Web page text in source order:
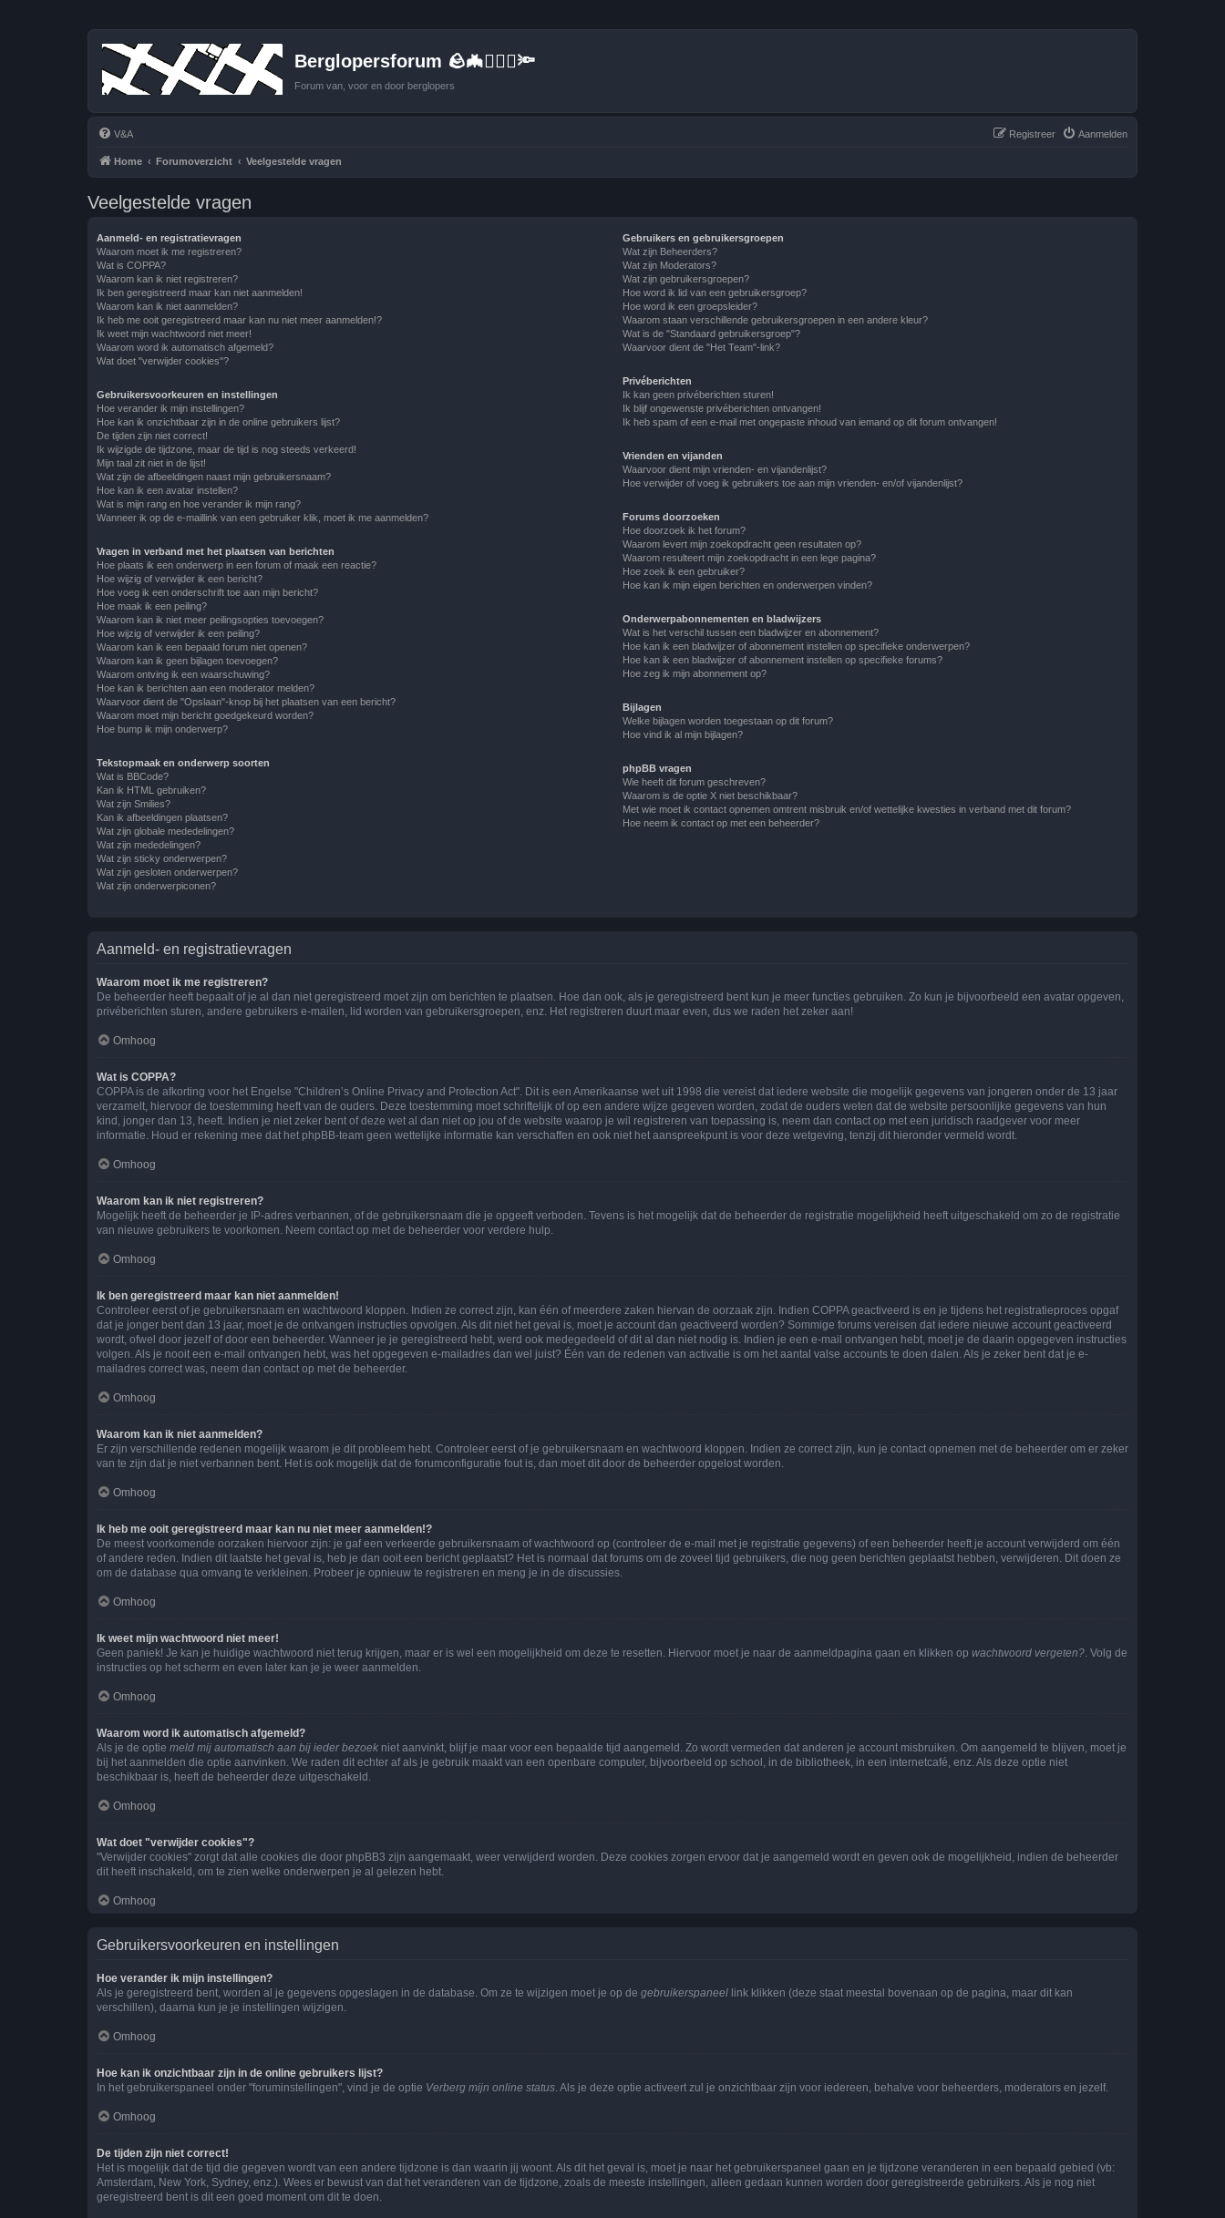
Berglopersforum 🪨🦇🚶🏻‍♂️🔦
Forum van, voor en door berglopers
V&A Aanmelden
Registreer
Home Forumoverzicht Veelgestelde vragen
Veelgestelde vragen
Aanmeld- en registratievragen
Waarom moet ik me registreren?
Wat is COPPA?
Waarom kan ik niet registreren?
Ik ben geregistreerd maar kan niet aanmelden!
Waarom kan ik niet aanmelden?
Ik heb me ooit geregistreerd maar kan nu niet meer aanmelden!?
Ik weet mijn wachtwoord niet meer!
Waarom word ik automatisch afgemeld?
Wat doet "verwijder cookies"?
Gebruikersvoorkeuren en instellingen
Hoe verander ik mijn instellingen?
Hoe kan ik onzichtbaar zijn in de online gebruikers lijst?
De tijden zijn niet correct!
Ik wijzigde de tijdzone, maar de tijd is nog steeds verkeerd!
Mijn taal zit niet in de lijst!
Wat zijn de afbeeldingen naast mijn gebruikersnaam?
Hoe kan ik een avatar instellen?
Wat is mijn rang en hoe verander ik mijn rang?
Wanneer ik op de e-maillink van een gebruiker klik, moet ik me aanmelden?
Vragen in verband met het plaatsen van berichten
Hoe plaats ik een onderwerp in een forum of maak een reactie?
Hoe wijzig of verwijder ik een bericht?
Hoe voeg ik een onderschrift toe aan mijn bericht?
Hoe maak ik een peiling?
Waarom kan ik niet meer peilingsopties toevoegen?
Hoe wijzig of verwijder ik een peiling?
Waarom kan ik een bepaald forum niet openen?
Waarom kan ik geen bijlagen toevoegen?
Waarom ontving ik een waarschuwing?
Hoe kan ik berichten aan een moderator melden?
Waarvoor dient de "Opslaan"-knop bij het plaatsen van een bericht?
Waarom moet mijn bericht goedgekeurd worden?
Hoe bump ik mijn onderwerp?
Tekstopmaak en onderwerp soorten
Wat is BBCode?
Kan ik HTML gebruiken?
Wat zijn Smilies?
Kan ik afbeeldingen plaatsen?
Wat zijn globale mededelingen?
Wat zijn mededelingen?
Wat zijn sticky onderwerpen?
Wat zijn gesloten onderwerpen?
Wat zijn onderwerpiconen?
Gebruikers en gebruikersgroepen
Wat zijn Beheerders?
Wat zijn Moderators?
Wat zijn gebruikersgroepen?
Hoe word ik lid van een gebruikersgroep?
Hoe word ik een groepsleider?
Waarom staan verschillende gebruikersgroepen in een andere kleur?
Wat is de "Standaard gebruikersgroep"?
Waarvoor dient de "Het Team"-link?
Privéberichten
Ik kan geen privéberichten sturen!
Ik blijf ongewenste privéberichten ontvangen!
Ik heb spam of een e-mail met ongepaste inhoud van iemand op dit forum ontvangen!
Vrienden en vijanden
Waarvoor dient mijn vrienden- en vijandenlijst?
Hoe verwijder of voeg ik gebruikers toe aan mijn vrienden- en/of vijandenlijst?
Forums doorzoeken
Hoe doorzoek ik het forum?
Waarom levert mijn zoekopdracht geen resultaten op?
Waarom resulteert mijn zoekopdracht in een lege pagina?
Hoe zoek ik een gebruiker?
Hoe kan ik mijn eigen berichten en onderwerpen vinden?
Onderwerpabonnementen en bladwijzers
Wat is het verschil tussen een bladwijzer en abonnement?
Hoe kan ik een bladwijzer of abonnement instellen op specifieke onderwerpen?
Hoe kan ik een bladwijzer of abonnement instellen op specifieke forums?
Hoe zeg ik mijn abonnement op?
Bijlagen
Welke bijlagen worden toegestaan op dit forum?
Hoe vind ik al mijn bijlagen?
phpBB vragen
Wie heeft dit forum geschreven?
Waarom is de optie X niet beschikbaar?
Met wie moet ik contact opnemen omtrent misbruik en/of wettelijke kwesties in verband met dit forum?
Hoe neem ik contact op met een beheerder?
Aanmeld- en registratievragen
Waarom moet ik me registreren?
De beheerder heeft bepaalt of je al dan niet geregistreerd moet zijn om berichten te plaatsen. Hoe dan ook, als je geregistreerd bent kun je meer functies gebruiken. Zo kun je bijvoorbeeld een avatar opgeven,
privéberichten sturen, andere gebruikers e-mailen, lid worden van gebruikersgroepen, enz. Het registreren duurt maar even, dus we raden het zeker aan!
Omhoog
Wat is COPPA?
COPPA is de afkorting voor het Engelse "Children’s Online Privacy and Protection Act". Dit is een Amerikaanse wet uit 1998 die vereist dat iedere website die mogelijk gegevens van jongeren onder de 13 jaar
verzamelt, hiervoor de toestemming heeft van de ouders. Deze toestemming moet schriftelijk of op een andere wijze gegeven worden, zodat de ouders weten dat de website persoonlijke gegevens van hun
kind, jonger dan 13, heeft. Indien je niet zeker bent of deze wet al dan niet op jou of de website waarop je wil registreren van toepassing is, neem dan contact op met een juridisch raadgever voor meer
informatie. Houd er rekening mee dat het phpBB-team geen wettelijke informatie kan verschaffen en ook niet het aanspreekpunt is voor deze wetgeving, tenzij dit hieronder vermeld wordt.
Omhoog
Waarom kan ik niet registreren?
Mogelijk heeft de beheerder je IP-adres verbannen, of de gebruikersnaam die je opgeeft verboden. Tevens is het mogelijk dat de beheerder de registratie mogelijkheid heeft uitgeschakeld om zo de registratie
van nieuwe gebruikers te voorkomen. Neem contact op met de beheerder voor verdere hulp.
Omhoog
Ik ben geregistreerd maar kan niet aanmelden!
Controleer eerst of je gebruikersnaam en wachtwoord kloppen. Indien ze correct zijn, kan één of meerdere zaken hiervan de oorzaak zijn. Indien COPPA geactiveerd is en je tijdens het registratieproces opgaf
dat je jonger bent dan 13 jaar, moet je de ontvangen instructies opvolgen. Als dit niet het geval is, moet je account dan geactiveerd worden? Sommige forums vereisen dat iedere nieuwe account geactiveerd
wordt, ofwel door jezelf of door een beheerder. Wanneer je je geregistreerd hebt, werd ook medegedeeld of dit al dan niet nodig is. Indien je een e-mail ontvangen hebt, moet je de daarin opgegeven instructies
volgen. Als je nooit een e-mail ontvangen hebt, was het opgegeven e-mailadres dan wel juist? Één van de redenen van activatie is om het aantal valse accounts te doen dalen. Als je zeker bent dat je e-
mailadres correct was, neem dan contact op met de beheerder.
Omhoog
Waarom kan ik niet aanmelden?
Er zijn verschillende redenen mogelijk waarom je dit probleem hebt. Controleer eerst of je gebruikersnaam en wachtwoord kloppen. Indien ze correct zijn, kun je contact opnemen met de beheerder om er zeker
van te zijn dat je niet verbannen bent. Het is ook mogelijk dat de forumconfiguratie fout is, dan moet dit door de beheerder opgelost worden.
Omhoog
Ik heb me ooit geregistreerd maar kan nu niet meer aanmelden!?
De meest voorkomende oorzaken hiervoor zijn: je gaf een verkeerde gebruikersnaam of wachtwoord op (controleer de e-mail met je registratie gegevens) of een beheerder heeft je account verwijderd om één
of andere reden. Indien dit laatste het geval is, heb je dan ooit een bericht geplaatst? Het is normaal dat forums om de zoveel tijd gebruikers, die nog geen berichten geplaatst hebben, verwijderen. Dit doen ze
om de database qua omvang te verkleinen. Probeer je opnieuw te registreren en meng je in de discussies.
Omhoog
Ik weet mijn wachtwoord niet meer!
Geen paniek! Je kan je huidige wachtwoord niet terug krijgen, maar er is wel een mogelijkheid om deze te resetten. Hiervoor moet je naar de aanmeldpagina gaan en klikken op wachtwoord vergeten? . Volg de
instructies op het scherm en even later kan je je weer aanmelden.
Omhoog
Waarom word ik automatisch afgemeld?
Als je de optie meld mij automatisch aan bij ieder bezoek niet aanvinkt, blijf je maar voor een bepaalde tijd aangemeld. Zo wordt vermeden dat anderen je account misbruiken. Om aangemeld te blijven, moet je
bij het aanmelden die optie aanvinken. We raden dit echter af als je gebruik maakt van een openbare computer, bijvoorbeeld op school, in de bibliotheek, in een internetcafé, enz. Als deze optie niet
beschikbaar is, heeft de beheerder deze uitgeschakeld.
Omhoog
Wat doet "verwijder cookies"?
"Verwijder cookies" zorgt dat alle cookies die door phpBB3 zijn aangemaakt, weer verwijderd worden. Deze cookies zorgen ervoor dat je aangemeld wordt en geven ook de mogelijkheid, indien de beheerder
dit heeft inschakeld, om te zien welke onderwerpen je al gelezen hebt.
Omhoog
Gebruikersvoorkeuren en instellingen
Hoe verander ik mijn instellingen?
Als je geregistreerd bent, worden al je gegevens opgeslagen in de database. Om ze te wijzigen moet je op de gebruikerspaneel link klikken (deze staat meestal bovenaan op de pagina, maar dit kan
verschillen), daarna kun je je instellingen wijzigen.
Omhoog
Hoe kan ik onzichtbaar zijn in de online gebruikers lijst?
In het gebruikerspaneel onder "foruminstellingen", vind je de optie Verberg mijn online status . Als je deze optie activeert zul je onzichtbaar zijn voor iedereen, behalve voor beheerders, moderators en jezelf.
Omhoog
De tijden zijn niet correct!
Het is mogelijk dat de tijd die gegeven wordt van een andere tijdzone is dan waarin jij woont. Als dit het geval is, moet je naar het gebruikerspaneel gaan en je tijdzone veranderen in een bepaald gebied (vb:
Amsterdam, New York, Sydney, enz.). Wees er bewust van dat het veranderen van de tijdzone, zoals de meeste instellingen, alleen gedaan kunnen worden door geregistreerde gebruikers. Als je nog niet
geregistreerd bent is dit een goed moment om dit te doen.